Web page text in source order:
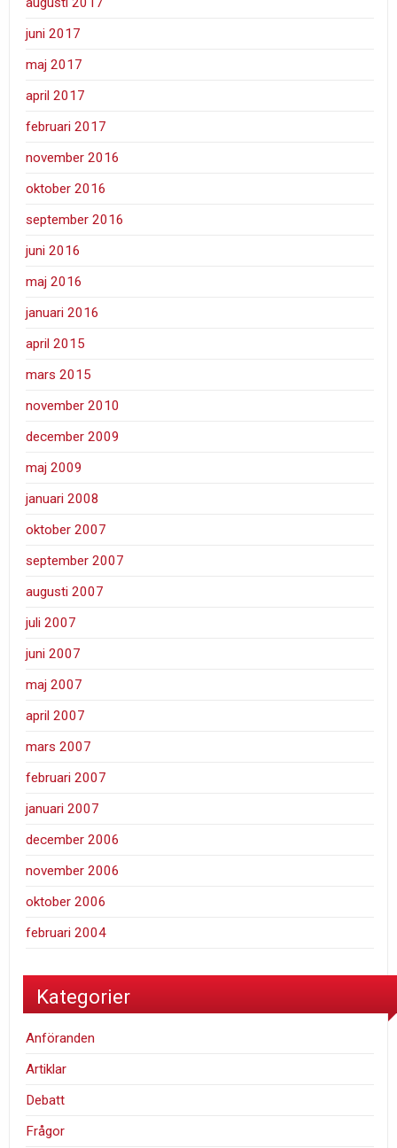
juni 2017
maj 2017
april 2017
februari 2017
november 2016
oktober 2016
september 2016
juni 2016
maj 2016
januari 2016
april 2015
mars 2015
november 2010
december 2009
maj 2009
januari 2008
oktober 2007
september 2007
augusti 2007
juli 2007
juni 2007
maj 2007
april 2007
mars 2007
februari 2007
januari 2007
december 2006
november 2006
oktober 2006
februari 2004
Kategorier
Anföranden
Artiklar
Debatt
Frågor